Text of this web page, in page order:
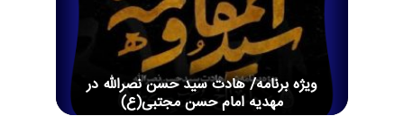
ویژه برنامه/ هادت سید حسن نصرالله در
مهدیه امام حسن مجتبی(ع)